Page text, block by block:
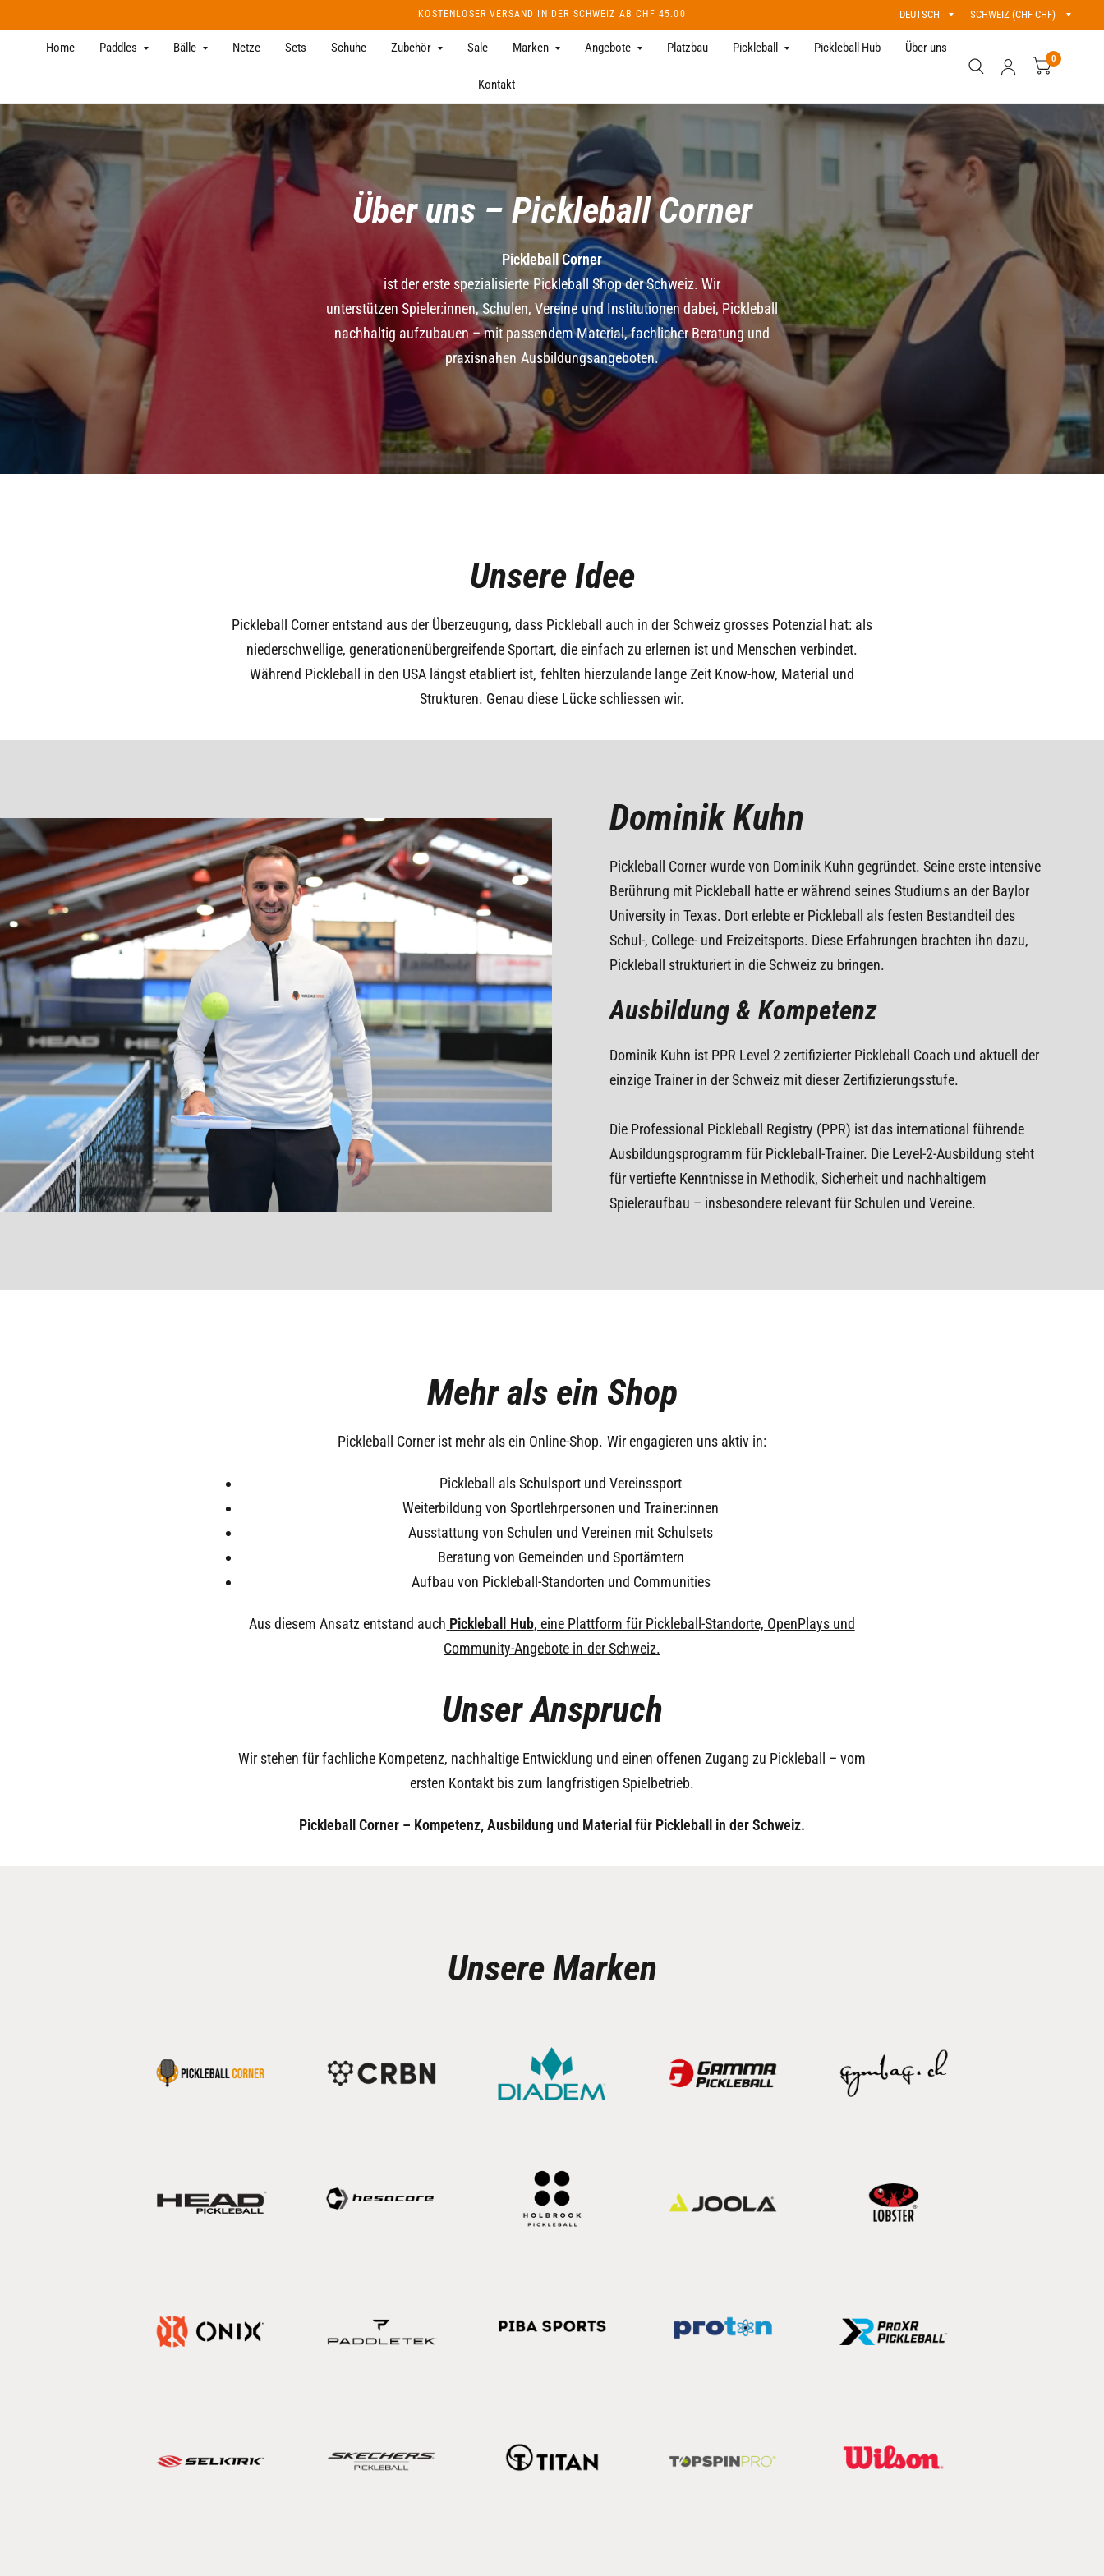
KOSTENLOSER VERSAND IN DER SCHWEIZ AB CHF 45.00
Land/Region
Land/Region
aktualisieren
Home Paddles Bälle Netze Sets Schuhe Zubehör Sale Marken Angebote Platzbau Pickleball Pickleball Hub Über uns
Kontakt
0
Über uns – Pickleball Corner
Pickleball Corner
ist dererste spezialisiertePickleball ShopderSchweiz. Wir
unterstützen Spieler:innen,Schulen, Vereine und Institutionen dabei, Pickleball
nachhaltig aufzubauen –mit passendemMaterial,fachlicher Beratung und
praxisnahen Ausbildungsangeboten.
Unsere Idee
Pickleball Corner entstand aus der Überzeugung, dass Pickleball auch in der Schweiz grosses Potenzial hat: als
niederschwellige, generationenübergreifende Sportart, die einfach zu erlernen ist und Menschen verbindet.
Während Pickleball in den USA längst etabliert ist, fehlten hierzulande lange Zeit Know-how, Material und
Strukturen. Genau diese Lücke schliessen wir.
Dominik Kuhn
Pickleball Corner wurde von Dominik Kuhn gegründet. Seine erste intensive
Berührung mit Pickleball hatte er während seines Studiums an der Baylor
University in Texas. Dort erlebte er Pickleball als festen Bestandteil des
Schul-, College- und Freizeitsports. Diese Erfahrungen brachten ihn dazu,
Pickleball strukturiert in die Schweiz zu bringen.
Ausbildung & Kompetenz
Dominik Kuhn ist PPR Level 2 zertifizierter Pickleball Coach und aktuell der
einzige Trainer in der Schweiz mit dieser Zertifizierungsstufe.
Die Professional Pickleball Registry (PPR) ist das international führende
Ausbildungsprogramm für Pickleball-Trainer. Die Level-2-Ausbildung steht
für vertiefte Kenntnisse in Methodik, Sicherheit und nachhaltigem
Spieleraufbau – insbesondere relevant für Schulen und Vereine.
Mehr als ein Shop
Pickleball Corner ist mehr als ein Online-Shop. Wir engagieren uns aktiv in:
Pickleball als Schulsport und Vereinssport
Weiterbildung von Sportlehrpersonen und Trainer:innen
Ausstattung von Schulen und Vereinen mit Schulsets
Beratung von Gemeinden und Sportämtern
Aufbau von Pickleball-Standorten und Communities
Aus diesem Ansatz entstand auch Pickleball Hub, eine Plattform für Pickleball-Standorte, OpenPlays und
Community-Angebote in der Schweiz.
Unser Anspruch
Wir stehen für fachliche Kompetenz, nachhaltige Entwicklung und einen offenen Zugang zu Pickleball – vom
ersten Kontakt bis zum langfristigen Spielbetrieb.
Pickleball Corner – Kompetenz, Ausbildung und Material für Pickleball in der Schweiz.
Unsere Marken